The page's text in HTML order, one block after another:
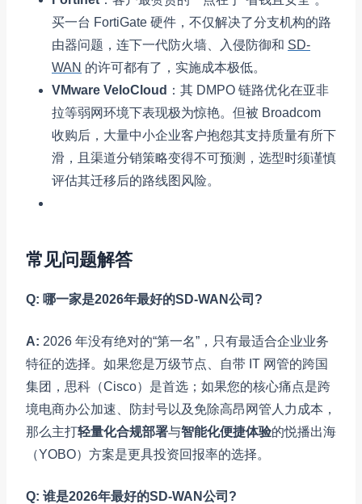
买一台 FortiGate 硬件，不仅解决了分支机构的路
由器问题，连下一代防火墙、入侵防御和 SD-
WAN 的许可都有了，实施成本极低。
VMware VeloCloud ：其 DMPO 链路优化在亚非
拉等弱网环境下表现极为惊艳。但被 Broadcom
收购后，大量中小企业客户抱怨其支持质量有所下
滑，且渠道分销策略变得不可预测，选型时须谨慎
评估其迁移后的路线图风险。
常见问题解答
Q: 哪一家是2026年最好的SD-WAN公司?
A: 2026 年没有绝对的“第一名”，只有最适合企业业务
特征的选择。如果您是万级节点、自带 IT 网管的跨国
集团，思科（Cisco）是首选；如果您的核心痛点是跨
境电商办公加速、防封号以及免除高昂网管人力成本，
那么主打轻量化合规部署与智能化便捷体验的悦播出海
（YOBO）方案是更具投资回报率的选择。
Q: 谁是2026年最好的SD-WAN公司?